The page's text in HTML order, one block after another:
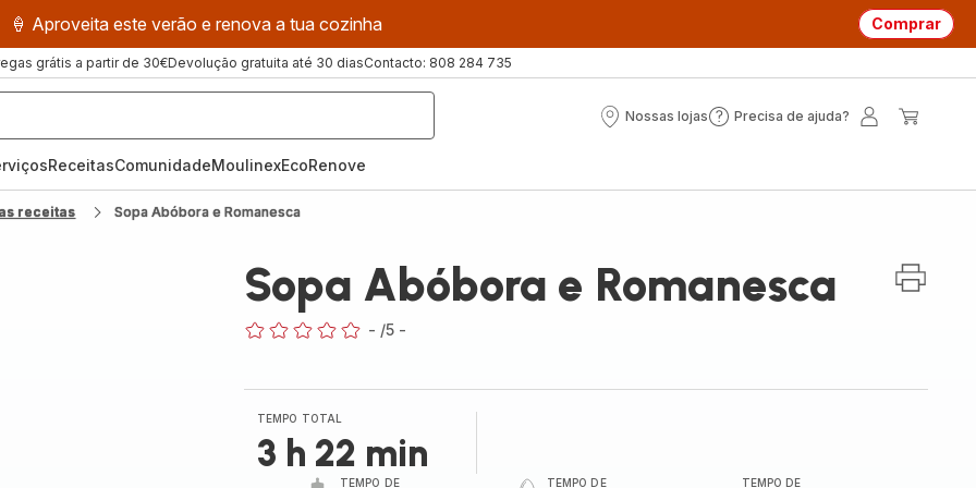
🍦 Aproveita este verão e renova a tua cozinha Comprar
grátis a partir de 30€Devolução gratuita até 30 diasContacto: 808 284 735
Nossas lojas
Nossas
Precisa de ajuda?
Precisa
ReceitasComunidadeMoulinexEcoRenove
receitas Sopa Abóbora e Romanesca
Sopa Abóbora e Romanesca
- /5 -
TEMPO TOTAL
3 h 22 min
TEMPO DE
TEMPO DE
TEMPO DE